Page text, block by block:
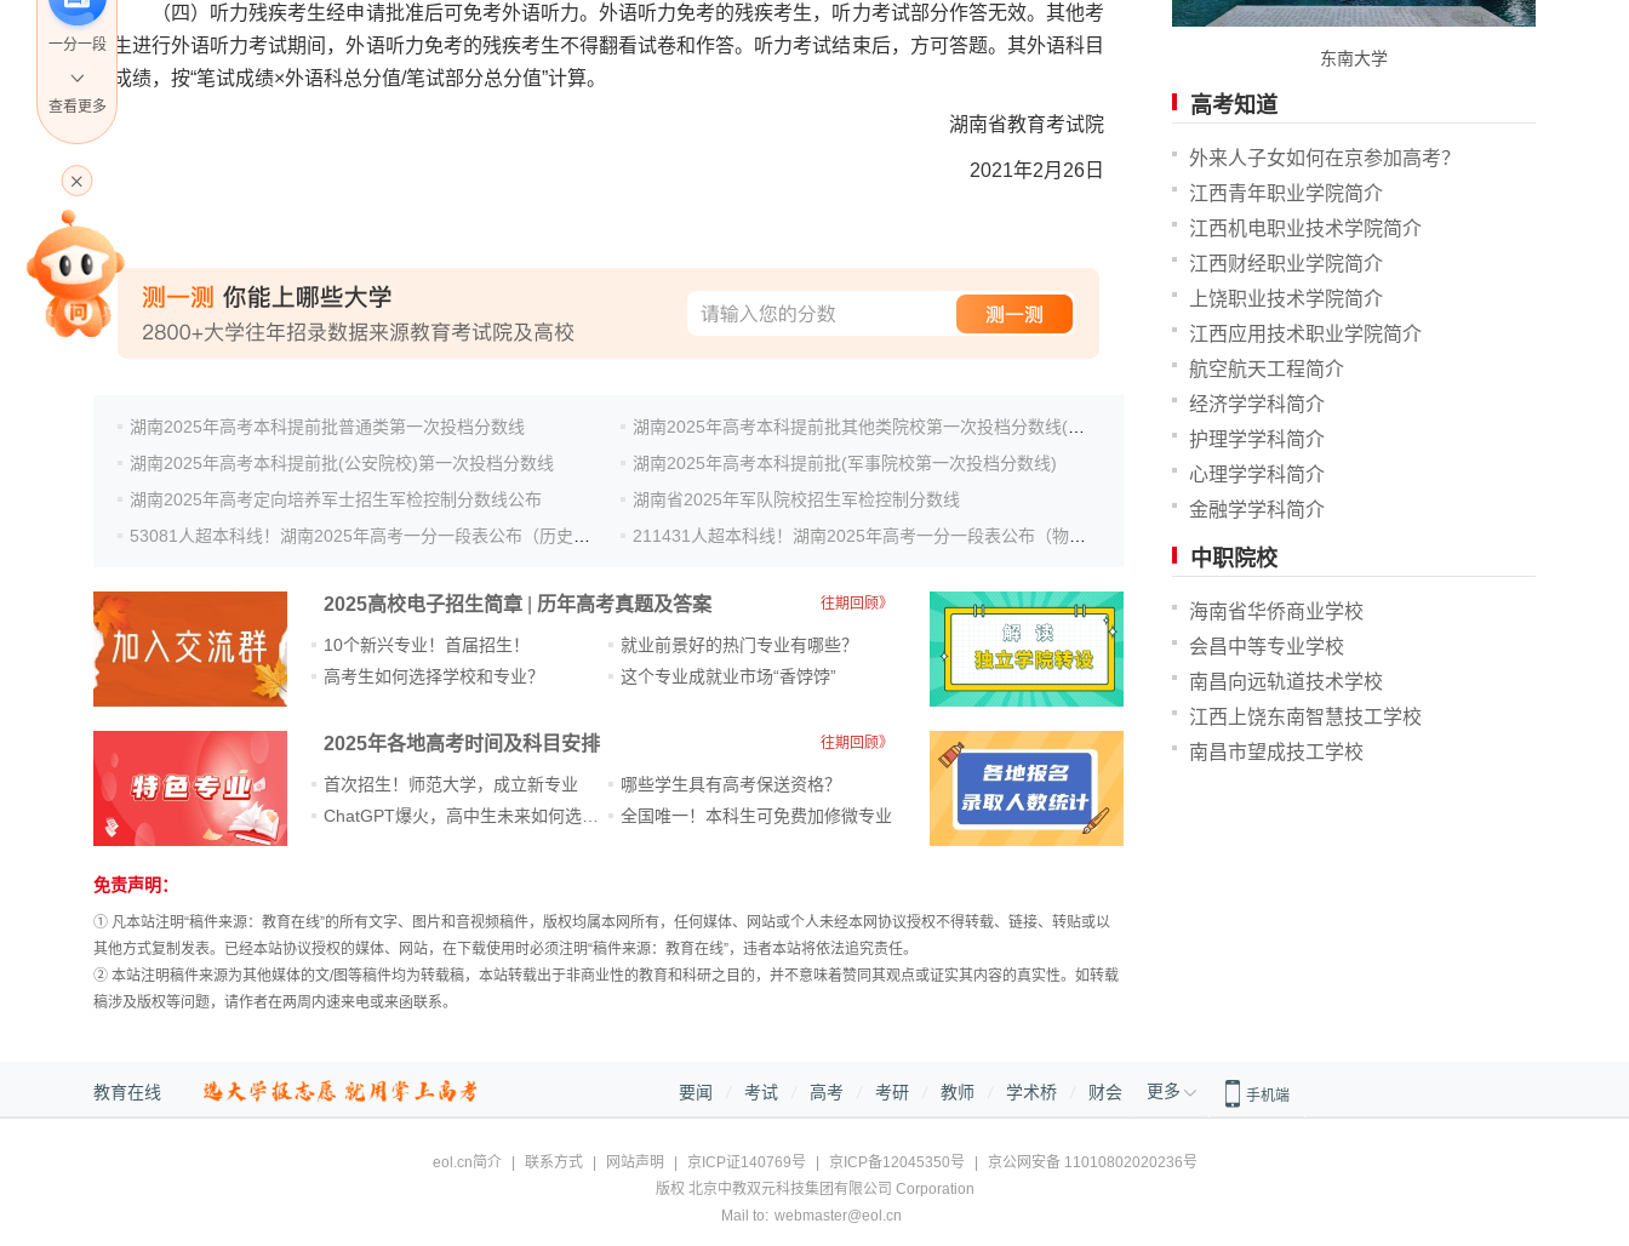
一分一段
专家指导课
高考真题
查看更多
（四）听力残疾考生经申请批准后可免考外语听力。外语听力免考的残疾考生，听力考试部分作答无效。其他考
生进行外语听力考试期间，外语听力免考的残疾考生不得翻看试卷和作答。听力考试结束后，方可答题。其外语科目
成绩，按“笔试成绩×外语科总分值/笔试部分总分值”计算。
湖南省教育考试院
2021年2月26日
湖南2025年高考本科提前批普通类第一次投档分数线
湖南2025年高考本科提前批(公安院校)第一次投档分数线
湖南2025年高考本科提前批(军事院校第一次投档分数线)
湖南2025年高考定向培养军士招生军检控制分数线公布
湖南省2025年军队院校招生军检控制分数线
2025高校电子招生简章 历年高考真题及答案 往期回顾》
10个新兴专业！首届招生！
高考生如何选择学校和专业？
就业前景好的热门专业有哪些？
这个专业成就业市场“香饽饽”​
2025年各地高考时间及科目安排 往期回顾》
首次招生！师范大学，成立新专业
哪些学生具有高考保送资格？
全国唯一！本科生可免费加修微专业
免责声明：
① 凡本站注明“稿件来源：教育在线”的所有文字、图片和音视频稿件，版权均属本网所有，任何媒体、网站或个人未经本网协议授权不得转载、链接、转贴或以
其他方式复制发表。已经本站协议授权的媒体、网站，在下载使用时必须注明“稿件来源：教育在线”，违者本站将依法追究责任。
② 本站注明稿件来源为其他媒体的文/图等稿件均为转载稿，本站转载出于非商业性的教育和科研之目的，并不意味着赞同其观点或证实其内容的真实性。如转载
稿涉及版权等问题，请作者在两周内速来电或来函联系。
东南大学
高考知道
外来人子女如何在京参加高考？
江西青年职业学院简介
江西机电职业技术学院简介
江西财经职业学院简介
上饶职业技术学院简介
江西应用技术职业学院简介
航空航天工程简介
经济学学科简介
护理学学科简介
心理学学科简介
金融学学科简介
中职院校
海南省华侨商业学校
会昌中等专业学校
南昌向远轨道技术学校
江西上饶东南智慧技工学校
南昌市望成技工学校
教育在线 要闻 考试 高考 考研 教师 学术桥 财会 更多 手机端
eol.cn简介 联系方式 网站声明 京ICP证140769号 京ICP备12045350号
京公网安备 11010802020236号
版权 北京中教双元科技集团有限公司 Corporation
Mail to: webmaster@eol.cn